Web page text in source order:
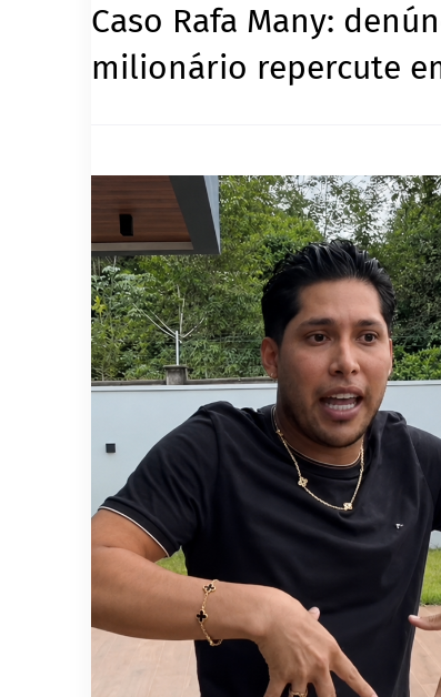
Caso Rafa Many:
milionário repercute